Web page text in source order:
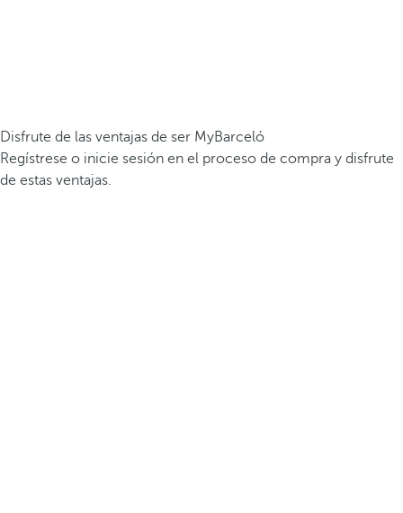
Disfrute de las ventajas de ser MyBarceló
Regístrese o inicie sesión en el proceso de compra y disfrute
de estas ventajas.